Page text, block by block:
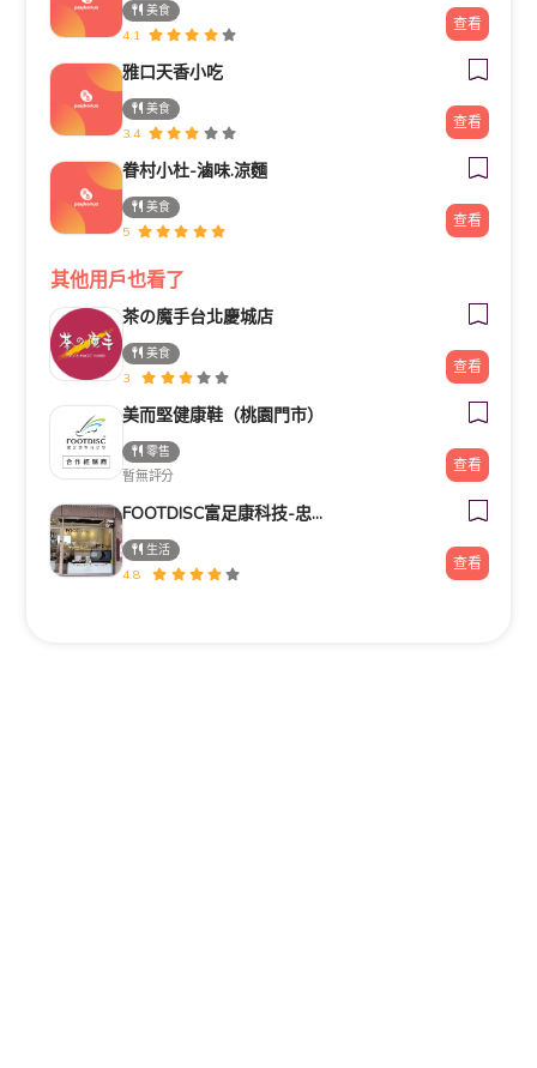
美食
4.1
查看
雅口天香小吃
美食
3.4
查看
眷村小杜-滷味.涼麵
美食
5
查看
其他用戶也看了
茶の魔手台北慶城店
美食
3
查看
美而堅健康鞋（桃園門市）
零售
暫無評分
查看
FOOTDISC富足康科技-忠孝直營門市
生活
4.8
查看